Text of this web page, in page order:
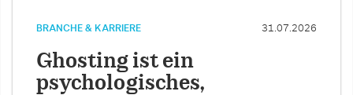
BRANCHE & KARRIERE 31.07.2026
Ghosting ist ein
psychologisches,